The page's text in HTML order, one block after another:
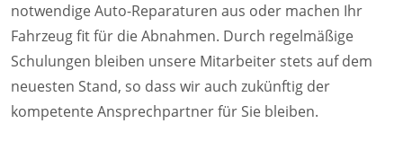
notwendige Auto-Reparaturen aus oder machen Ihr
Fahrzeug fit für die Abnahmen. Durch regelmäßige
Schulungen bleiben unsere Mitarbeiter stets auf dem
neuesten Stand, so dass wir auch zukünftig der
kompetente Ansprechpartner für Sie bleiben.